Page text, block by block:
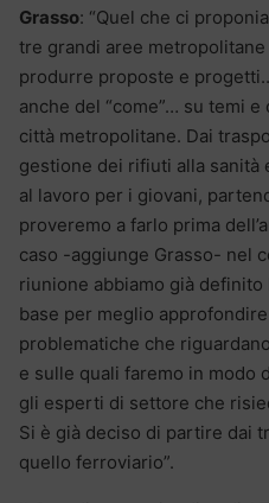
Grasso: “Quel che ci
tre grandi aree
produrre proposte e
anche del “come”… su temi
città metropolitane. Dai
gestione dei rifiuti alla sanità
al lavoro per i giovani,
proveremo a farlo prima
caso -aggiunge Grasso- nel
riunione abbiamo già
base per meglio
problematiche che
e sulle quali faremo in modo
gli esperti di settore che
Si è già deciso di partire dai
quello ferroviario”.